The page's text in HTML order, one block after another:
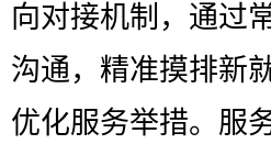
向对接机制，通过
沟通，精准摸排新
优化服务举措。服